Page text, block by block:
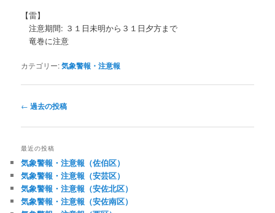
【雷】
注意期間: ３１日未明から３１日夕方まで
竜巻に注意
カテゴリー:気象警報・注意報
投
ナ
ー
シ
ョ
ン
← 過去の投稿
最近の投稿
気象警報・注意報（佐伯区）
気象警報・注意報（安芸区）
気象警報・注意報（安佐北区）
気象警報・注意報（安佐南区）